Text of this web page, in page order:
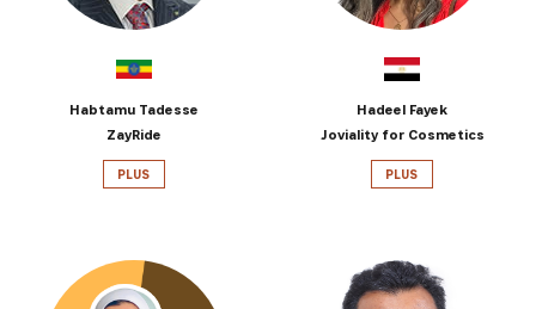
Habtamu Tadesse
ZayRide
PLUS
Hadeel Fayek
Joviality for Cosmetics
PLUS